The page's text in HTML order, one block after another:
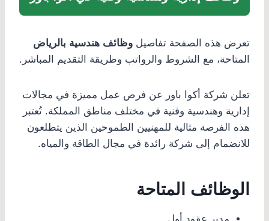
تعرض هذه الصفحة تفاصيل وظائف هندسية بالرياض
المتاحة، مع الشروط والرواتب وطريقة التقديم المباشر.
تعلن شركة أكوا باور عن فرص عمل مميزة في مجالات
إدارية وهندسية وفنية في مختلف مناطق المملكة. تُعتبر
هذه الفرصة مثالية للمهنيين الطموحين الذين يتطلعون
للانضمام إلى شركة رائدة في مجال الطاقة والمياه.
الوظائف المتاحة